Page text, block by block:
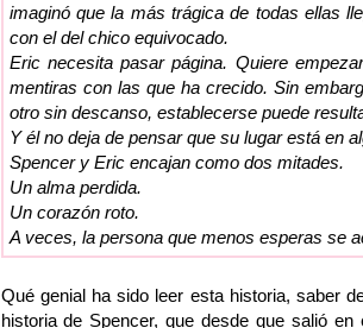
imaginó que la más trágica de todas ellas
con el del chico equivocado.
Eric necesita pasar página. Quiere
mentiras con las que ha crecido. Sin
otro sin descanso, establecerse puede
Y él no deja de pensar que su lugar está en
Spencer y Eric encajan como dos mitades.
Un alma perdida.
Un corazón roto.
A veces, la persona que menos esperas se
Qué genial ha sido leer esta historia, saber
historia de Spencer, que desde que salió